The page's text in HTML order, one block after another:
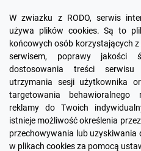
W zwiazku z RODO, serwis
używa plików cookies. Są to
końcowych osób korzystających
serwisem, poprawy jakości
dostosowania treści
utrzymania sesji użytkownika
targetowania behawioralnego
reklamy do Twoich
istnieje możliwość określenia
przechowywania lub
w plikach cookies za pomocą